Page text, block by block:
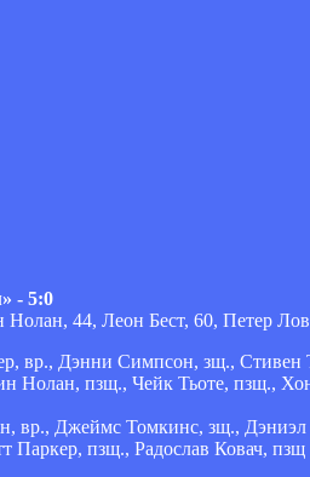
- 5:0
Нолан, 44, Леон Бест, 60, Петер
вр., Дэнни Симпсон, зщ.,
Нолан, пзщ., Чейк Тьоте, пзщ.,
вр., Джеймс Томкинс, зщ.,
Паркер, пзщ., Радослав Ковач,